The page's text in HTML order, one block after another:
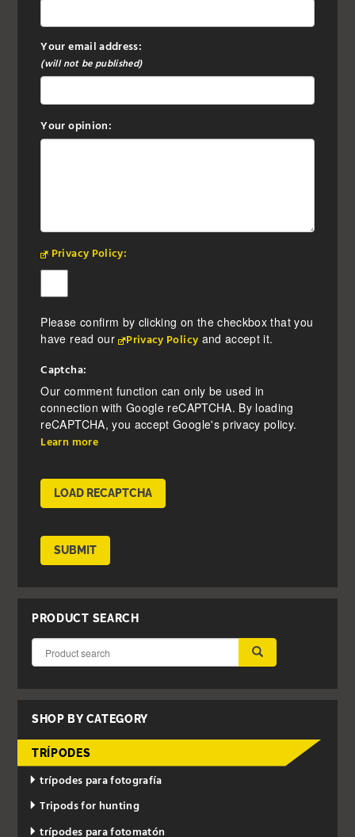
Your email address:
(will not be published)
Your opinion:
Privacy Policy:
Please confirm by clicking on the checkbox that you
have read our Privacy Policy and accept it.
Captcha:
Our comment function can only be used in
connection with Google reCAPTCHA. By loading
reCAPTCHA, you accept Google's privacy policy.
Learn more
LOAD RECAPTCHA
SUBMIT
PRODUCT SEARCH
SUBMIT
SHOP BY CATEGORY
TRÍPODES
trípodes para fotografía
Tripods for hunting
trípodes para fotomatón